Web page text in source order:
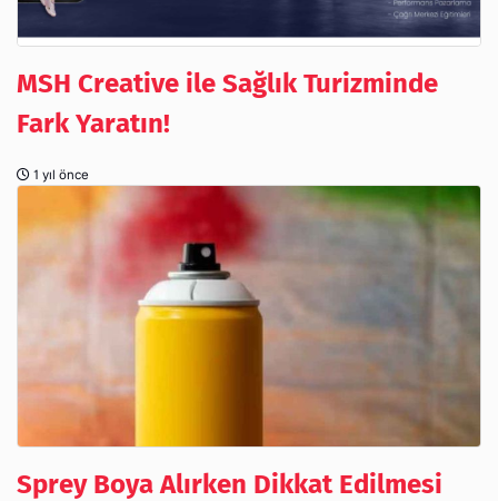
MSH Creative ile Sağlık Turizminde
Fark Yaratın!
1 yıl önce
Sprey Boya Alırken Dikkat Edilmesi